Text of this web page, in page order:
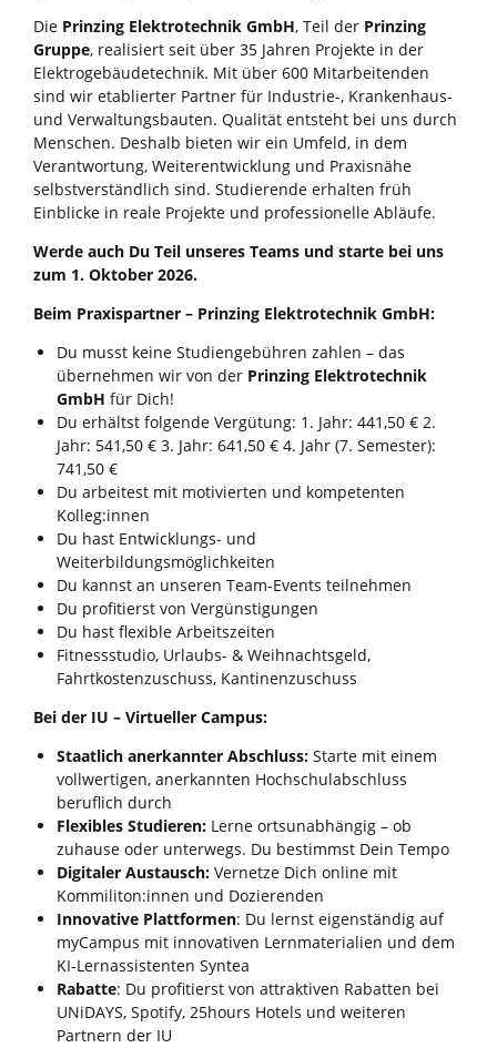
Die Prinzing Elektrotechnik GmbH, Teil der Prinzing
Gruppe, realisiert seit über 35 Jahren Projekte in der
Elektrogebäudetechnik. Mit über 600 Mitarbeitenden
sind wir etablierter Partner für Industrie-, Krankenhaus-
und Verwaltungsbauten. Qualität entsteht bei uns durch
Menschen. Deshalb bieten wir ein Umfeld, in dem
Verantwortung, Weiterentwicklung und Praxisnähe
selbstverständlich sind. Studierende erhalten früh
Einblicke in reale Projekte und professionelle Abläufe.
Werde auch Du Teil unseres Teams und starte bei uns
zum 1. Oktober 2026.
Beim Praxispartner – Prinzing Elektrotechnik GmbH:
Du musst keine Studiengebühren zahlen – das
übernehmen wir von der Prinzing Elektrotechnik
GmbH für Dich!
Du erhältst folgende Vergütung: 1. Jahr: 441,50 € 2.
Jahr: 541,50 € 3. Jahr: 641,50 € 4. Jahr (7. Semester):
741,50 €
Du arbeitest mit motivierten und kompetenten
Kolleg:innen
Du hast Entwicklungs- und
Weiterbildungsmöglichkeiten
Du kannst an unseren Team-Events teilnehmen
Du profitierst von Vergünstigungen
Du hast flexible Arbeitszeiten
Fitnessstudio, Urlaubs- & Weihnachtsgeld,
Fahrtkostenzuschuss, Kantinenzuschuss
Bei der IU – Virtueller Campus:
Staatlich anerkannter Abschluss: Starte mit einem
vollwertigen, anerkannten Hochschulabschluss
beruflich durch
Flexibles Studieren: Lerne ortsunabhängig – ob
zuhause oder unterwegs. Du bestimmst Dein Tempo
Digitaler Austausch: Vernetze Dich online mit
Kommiliton:innen und Dozierenden
Innovative Plattformen: Du lernst eigenständig auf
myCampus mit innovativen Lernmaterialien und dem
KI‑Lernassistenten Syntea
Rabatte: Du profitierst von attraktiven Rabatten bei
UNiDAYS, Spotify, 25hours Hotels und weiteren
Partnern der IU